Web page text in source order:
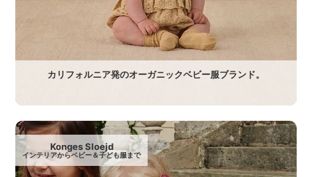
カリフォルニア発のオーガニックベビー服ブランド。
Konges Sloejd
インテリアからベビー＆子ども服まで